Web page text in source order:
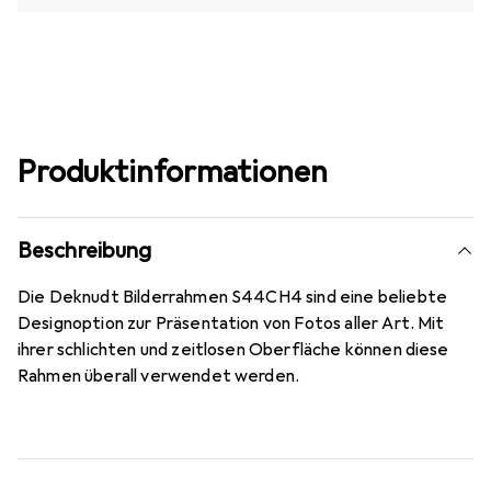
Produktinformationen
Beschreibung
Die Deknudt Bilderrahmen S44CH4 sind eine beliebte
Designoption zur Präsentation von Fotos aller Art. Mit
ihrer schlichten und zeitlosen Oberfläche können diese
Rahmen überall verwendet werden.